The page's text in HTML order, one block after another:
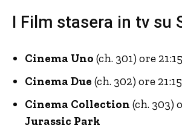
I Film stasera in tv su
Cinema Uno (ch. 301) ore 21:15
Cinema Due (ch. 302) ore
Cinema Collection (ch. 303)
Jurassic Park